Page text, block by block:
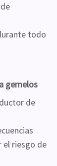
todo
gemelos
de
el riesgo de